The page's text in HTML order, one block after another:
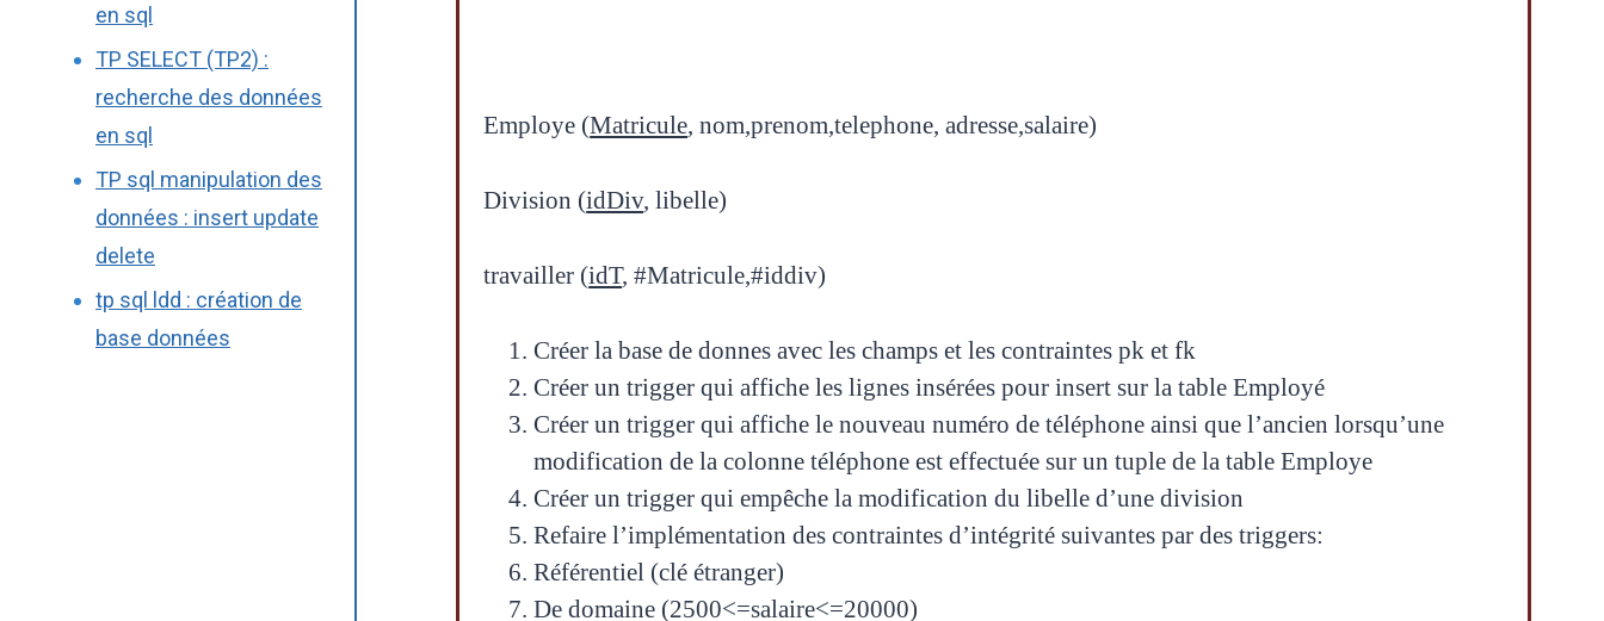
Employe (Matricule, nom,prenom,telephone, adresse,salaire)
Division (idDiv, libelle)
travailler (idT, #Matricule,#iddiv)
Créer la base de donnes avec les champs et les contraintes pk et fk
Créer un trigger qui affiche les lignes insérées pour insert sur la table Employé
Créer un trigger qui affiche le nouveau numéro de téléphone ainsi que l’ancien lorsqu’une
modification de la colonne téléphone est effectuée sur un tuple de la table Employe
Créer un trigger qui empêche la modification du libelle d’une division
Refaire l’implémentation des contraintes d’intégrité suivantes par des triggers:
Référentiel (clé étranger)
De domaine (2500<=salaire<=20000)
en sql
TP SELECT (TP2) :
recherche des données
en sql
TP sql manipulation des
données : insert update
delete
tp sql ldd : création de
base données